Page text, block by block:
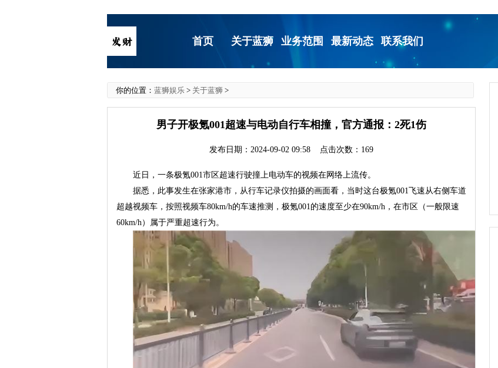
首页 关于蓝狮 业务范围 最新动态 联系我们
你的位置： 蓝狮娱乐 > 关于蓝狮 >
男子开极氪001超速与电动自行车相撞，官方通报：2死1伤
发布日期：2024-09-02 09:58 点击次数：169
近日，一条极氪001市区超速行驶撞上电动车的视频在网络上流传。
据悉，此事发生在张家港市，从行车记录仪拍摄的画面看，当时这台极氪001飞速从右侧车道
超越视频车，按照视频车80km/h的车速推测，极氪001的速度至少在90km/h，在市区（一般限速
60km/h）属于严重超速行为。